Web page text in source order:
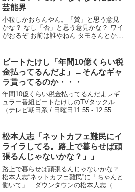
芸能界
小粒しかおらんやん。「賛」と思う意見
かな？ なし「否」と思う意見かな？ ワイ
がおるぞ お前は誰やねん タモさんとかあ
所はいなくなっても全く影響なさそう 最
も代わりに...
ビートたけし「年間10億くらい税
金払ってるんだよ」←そんなギャ
ラ貰ってるのか・・・
年間10億くらい税金払ってるんだよレギ
ュラー番組ビートたけしのTVタックル
（テレビ朝日系 / 日曜日11:55 - 12:55）
がる!たけしの家庭...
松本人志「ネットカフェ難民にイ
ライラしてる。路上で暮らせば頑
張るんじゃないかな？」」
路上で暮らせば頑張るんじゃないかな？
松本人志“ネットカフェ難民”に「ちゃんと
働いて」 ダウンタウンの松本人志（５